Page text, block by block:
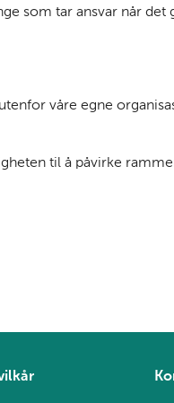
som tar ansvar når det
våre egne
til å påvirke